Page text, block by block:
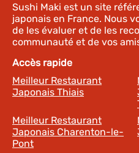
Sushi Maki est un site
japonais en France. Nous
de les évaluer et de les
communauté et de vos
Accès rapide
Meilleur Restaurant
Japonais Thiais
Meilleur Restaurant
Japonais Charenton-le-
Pont